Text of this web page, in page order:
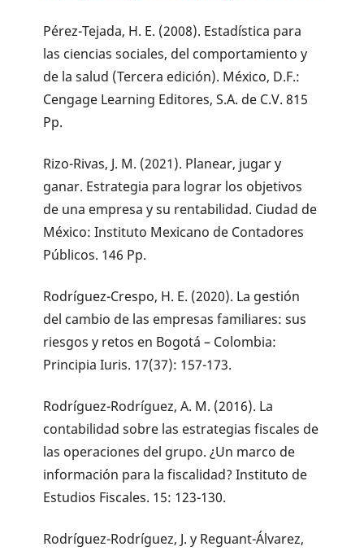
Pérez-Tejada, H. E. (2008). Estadística para
las ciencias sociales, del comportamiento y
de la salud (Tercera edición). México, D.F.:
Cengage Learning Editores, S.A. de C.V. 815
Pp.
Rizo-Rivas, J. M. (2021). Planear, jugar y
ganar. Estrategia para lograr los objetivos
de una empresa y su rentabilidad. Ciudad de
México: Instituto Mexicano de Contadores
Públicos. 146 Pp.
Rodríguez-Crespo, H. E. (2020). La gestión
del cambio de las empresas familiares: sus
riesgos y retos en Bogotá – Colombia:
Principia Iuris. 17(37): 157-173.
Rodríguez-Rodríguez, A. M. (2016). La
contabilidad sobre las estrategias fiscales de
las operaciones del grupo. ¿Un marco de
información para la fiscalidad? Instituto de
Estudios Fiscales. 15: 123-130.
Rodríguez-Rodríguez, J. y Reguant-Álvarez,